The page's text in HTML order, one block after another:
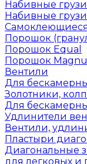
Набивные
Набивные
Порошок
Порошок Equal
Порошок
Вентили
Для
Золотники,
Для
Удлинители
Вентили,
Пластыри
Диагональные
для легковых и